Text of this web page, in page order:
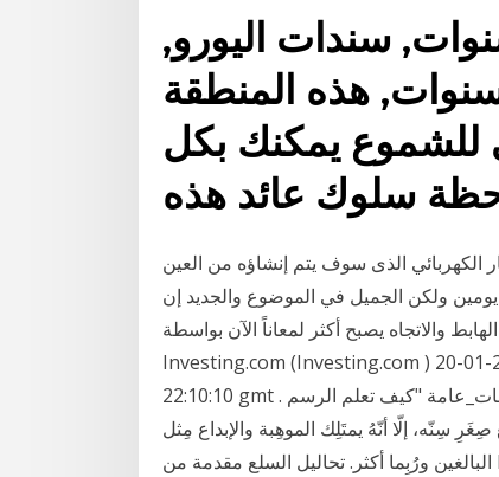
الأمريكية لأجل 10 سنوات, سندات اليورو,
الألمانية لأجل 10 سنوات, هذه المنطقة
للشموع يمكنك بكل
الكهربائي الذى سوف يتم إنشاؤه من العين
يومين ولكن الجميل في الموضوع والجديد إن
والاتجاه يصبح أكثر لمعاناً الآن بواسطة
Investing.com (Investing.com ) السلع 04 يناير 2021 ,18:00 الرسم البياني لسعر الذهب 2021-01-20
22:10:10 gmt . شركات مختارة الدولار مقابل العملات العربية #معلومات_عامة "كيف تعلم الرسم
سِنّه، إلّا أنّهُ يمتَلِك الموهِبة والإبداع مِثل
البالغين ورُبِما أكثر. تحاليل السلع مقدمة من Investing.com (Investing.com) تغطية XAU/USD, عقود